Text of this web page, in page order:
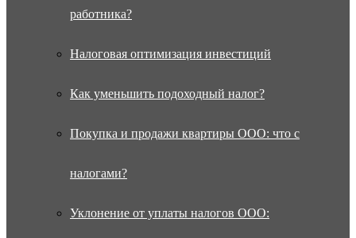
работника?
Налоговая оптимизация инвестиций
Как уменьшить подоходный налог?
Покупка и продажи квартиры ООО: что с
налогами?
Уклонение от уплаты налогов ООО: